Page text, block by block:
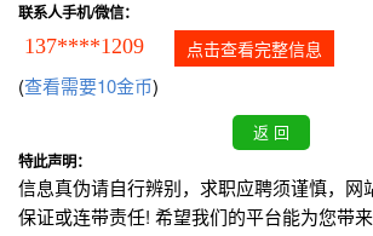
联系人手机/微信：
137****1209 点击查看完整信息
(查看需要10金币)
特此声明：
信息真伪请自行辨别，求职应聘须谨慎，网
保证或连带责任! 希望我们的平台能为您带来